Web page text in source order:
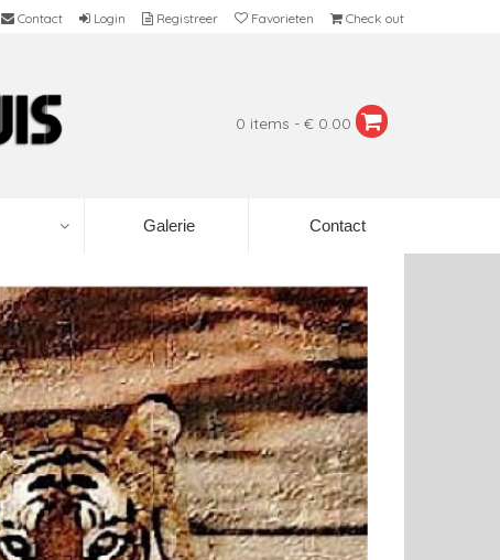
Contact Login Registreer Favorieten Check out
0 items - € 0.00
Galerie Contact